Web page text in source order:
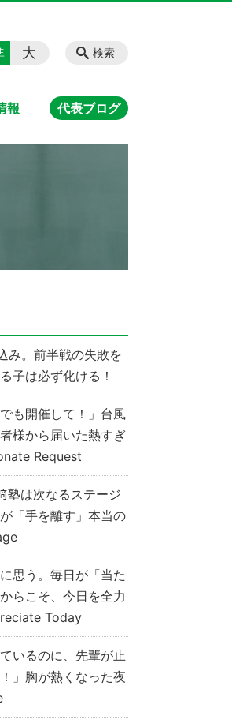
報 代表ブログ
検索
大
み。前半戦の失敗を
子は必ず化ける！
も開催して！」台風
様から届いた熱すぎ
Request
塾は次なるステージ
「手を離す」本当の
思う。毎日が「当た
らこそ、今日を全力
Today
いるのに、先輩が止
」胸が熱くなった夜